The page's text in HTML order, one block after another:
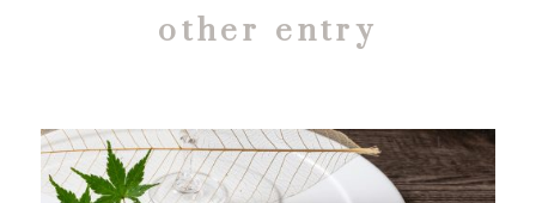
other entry